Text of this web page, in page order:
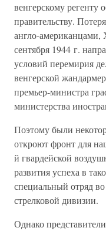
венгерскому регенту
правительству.
англо-
сентября 1944 г.
условий перемирия
венгерской
премьер-министра
министерства
Поэтому были
откроют фронт для
й гвардейской
развития успеха в
специальный отряд
стрелковой дивизии.
Однако